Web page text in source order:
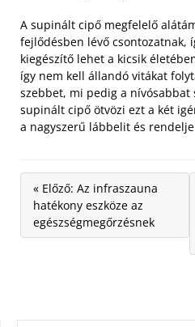
A supinált cipő megfelelő
fejlődésben lévő csontozatnak,
kiegészítő lehet a kicsik
így nem kell állandó vitákat
szebbet, mi pedig a nívósabbat
supinált cipő ötvözi ezt a két
a nagyszerű lábbelit és
« Előző: Az infraszauna
hatékony eszköze az
egészségmegőrzésnek